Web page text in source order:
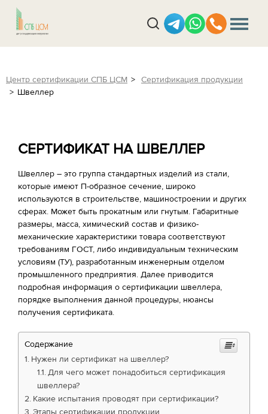
Центр сертификации СПБ ЦСМ
Сертификация продукции
Швеллер
СЕРТИФИКАТ НА ШВЕЛЛЕР
Швеллер – это группа стандартных изделий из стали,
которые имеют П-образное сечение, широко
используются в строительстве, машиностроении и других
сферах. Может быть прокатным или гнутым. Габаритные
размеры, масса, химический состав и физико-
механические характеристики товара соответствуют
требованиям ГОСТ, либо индивидуальным техническим
условиям (ТУ), разработанным инженерным отделом
промышленного предприятия. Далее приводится
подробная информация о сертификации швеллера,
порядке выполнения данной процедуры, нюансы
получения сертификата.
Содержание
Нужен ли сертификат на швеллер?
Для чего может понадобиться сертификация
швеллера?
Какие испытания проводят при сертификации?